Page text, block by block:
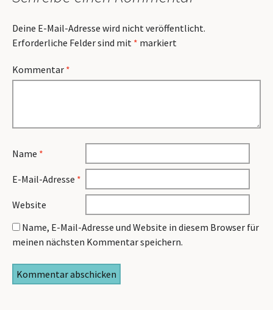
Deine E-Mail-Adresse wird nicht veröffentlicht.
Erforderliche Felder sind mit * markiert
Kommentar *
Name *
E-Mail-Adresse *
Website
Name, E-Mail-Adresse und Website in diesem Browser für
meinen nächsten Kommentar speichern.